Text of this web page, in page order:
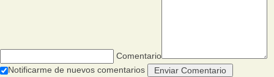
Comentario
Notificarme de nuevos comentarios